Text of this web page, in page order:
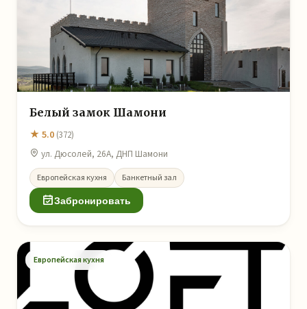
Белый замок Шамони
★ 5.0 (372)
ул. Дюсолей, 26А, ДНП Шамони
Европейская кухня Банкетный зал
Забронировать
Европейская кухня